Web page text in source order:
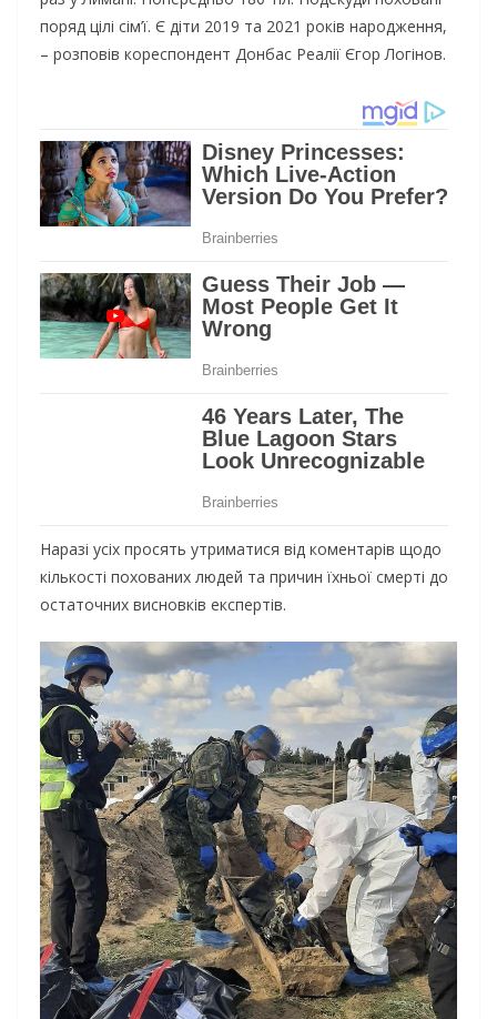
поряд цілі сім’ї. Є діти 2019 та 2021 років народження,
– розповів кореспондент Донбас Реалії Єгор Логінов.
Наразі усіх просять утриматися від коментарів щодо
кількості похованих людей та причин їхньої смерті до
остаточних висновків експертів.